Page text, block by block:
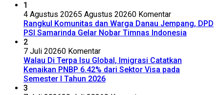
1
4 Agustus 20265 Agustus 20260 Komentar
Rangkul Komunitas dan Warga Danau Jempang, DPD
PSI Samarinda Gelar Nobar Timnas Indonesia
2
7 Juli 20260 Komentar
Walau Di Terpa Isu Global, Imigrasi Catatkan
Kenaikan PNBP 6.42% dari Sektor Visa pada
Semester I Tahun 2026
3